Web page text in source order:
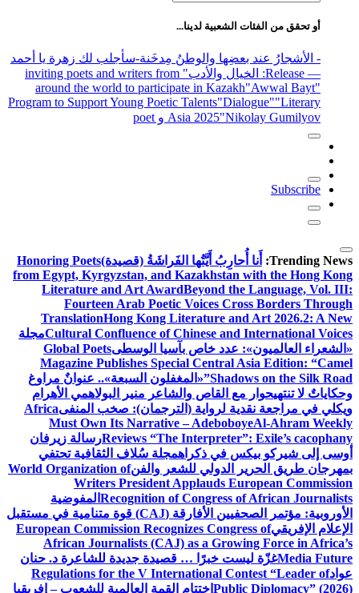
أو تحقق من الفئات الشعبية لدينا...
- الأشجارُ عند بعضِها والوطنُ مِدخَنة-سأجلب لك زهرة يا أحمد
— Release
: الخيال والأدب
" inviting poets and writers from
around the world to participate in Kazakh"Awwal Bayt"
Program to Support Young Poetic Talents"Dialogue""Literary
Asia 2025"Nikolay Gumilyov و poet
Subscribe
Trending News: أَنا أُحارِبُ أَيَّتُها الفَراشَةُ (قصيدة)Honoring Poets
from Egypt, Kyrgyzstan, and Kazakhstan with the Hong Kong
Literature and Art AwardBeyond the Language, Vol. III:
Fourteen Arab Poetic Voices Cross Borders Through
TranslationHong Kong Literature and Art 2026.2: A New
Cultural Confluence of Chinese and International Voicesمجلة
«الشعراء العالميون»: عدد خاص بآسيا الوسطىGlobal Poets
Magazine Publishes Special Central Asia Edition: “Camel
Shadows on the Silk Road” «المغفلون السبعة».. عنوانٌ مراوغ
وحكاياتٌ لا تنتهيحوار مع القاص والشاعر منير البولاهمي الأهرام
ويكلي في مراجعة نقدية لرواية (الترجمان): صخب المنفىAfrica
Must Own Its Narrative – AdeboboyeAl-Ahram Weekly
Reviews “The Interpreter”: Exile’s cacophanyرسالة زيرفان
أوسى إلى شيركو بيكس في ذكراهمجلة سُلاف الثقافية تحتفي
بمهرجان طريق الحرير الدولي للشعر والفنWorld Organization of
Writers President Applauds European Commission
Recognition of Congress of African Journalists المفوضية
الأوروبية: مؤتمر الصحفيين الأفارقة (CAJ) قوة متنامية في مستقبل
الإعلام الإفريقيEuropean Commission Recognizes Congress of
African Journalists (CAJ) as a Growing Force in Africa’s
Media Futureغزّة ليست خبرًا … قصيدة جديدة للشاعرة د. حنان
عوادRegulations for the V International Contest “Leader of
Public Diplomacy” (2026) اختتام القمة العالمية للشعوب – إفريقيا